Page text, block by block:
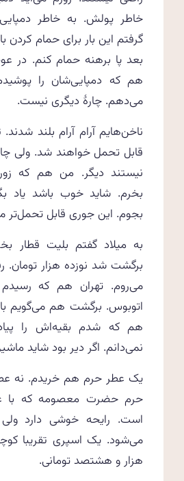
خاطر پولش. به خاطر
گرفتم این بار برای حمام کردن
بعد پا برهنه حمام کنم. در
هم که دمپایی‌شان را
می‌دهم. چارهٔ دیگری نیست.
ناخن‌هایم آرام آرام بلند
قابل تحمل خواهند شد. ولی
نیستند دیگر. من هم که
بخرم. شاید خوب باشد یاد
بجوم. این جوری قابل تحمل‌تر
به میلاد گفتم بلیت قطار
برگشت شد نوزده هزار تومان.
می‌روم. تهران هم که
اتوبوس. برگشت هم می‌گویم
هم که شدم بقیه‌اش را
نمی‌دانم. اگر دیر بود شاید
یک عطر حرم هم خریدم. نه
حرم حضرت معصومه که با
است. رایحه خوشی دارد
می‌شود. یک اسپری تقریبا
هزار و هشتصد تومانی.